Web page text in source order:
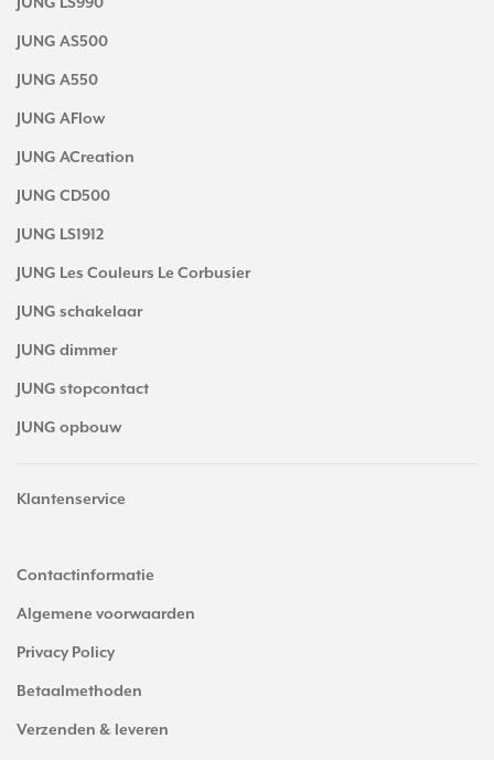
JUNG AS500
JUNG A550
JUNG AFlow
JUNG ACreation
JUNG CD500
JUNG LS1912
JUNG Les Couleurs Le Corbusier
JUNG schakelaar
JUNG dimmer
JUNG stopcontact
JUNG opbouw
Klantenservice
Contactinformatie
Algemene voorwaarden
Privacy Policy
Betaalmethoden
Verzenden & leveren